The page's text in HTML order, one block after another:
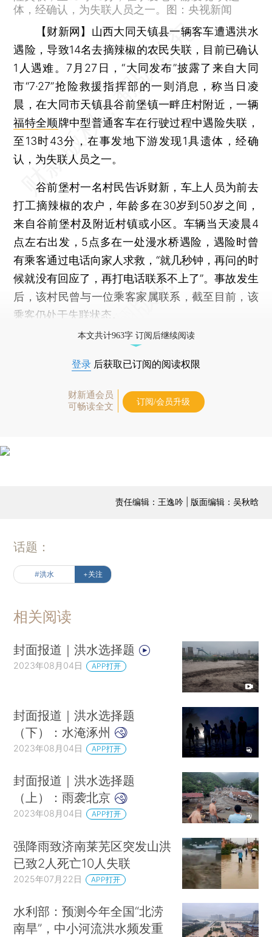
体，经确认，为失联人员之一。图：央视新闻
【财新网】 山西大同天镇县一辆客车遭遇洪水
遇险，导致14名去摘辣椒的农民失联，目前已确认
1人遇难。7月27日，“大同发布”披露了来自大同
市“7·27”抢险救援指挥部的一则消息，称当日凌
晨，在大同市天镇县谷前堡镇一畔庄村附近，一辆
福特全顺牌中型普通客车在行驶过程中遇险失联，
至13时43分，在事发地下游发现1具遗体，经确
认，为失联人员之一。
谷前堡村一名村民告诉财新，车上人员为前去
打工摘辣椒的农户，年龄多在30岁到50岁之间，
来自谷前堡村及附近村镇或小区。车辆当天凌晨4
点左右出发，5点多在一处漫水桥遇险，遇险时曾
有乘客通过电话向家人求救，“就几秒钟，再问的时
候就没有回应了，再打电话联系不上了”。事故发生
后，该村民曾与一位乘客家属联系，截至目前，该
乘客仍处于失联状态。
本文共计963字 订阅后继续阅读
登录 后获取已订阅的阅读权限
财新通会员
可畅读全文
订阅/会员升级
责任编辑：王逸吟 | 版面编辑：吴秋晗
话题：
#洪水 +关注
相关阅读
封面报道｜洪水选择题
2023年08月04日 APP打开
封面报道｜洪水选择题
（下）：水淹涿州
2023年08月04日 APP打开
封面报道｜洪水选择题
（上）：雨袭北京
2023年08月04日 APP打开
强降雨致济南莱芜区突发山洪
已致2人死亡10人失联
2025年07月22日 APP打开
水利部：预测今年全国“北涝
南旱”，中小河流洪水频发重